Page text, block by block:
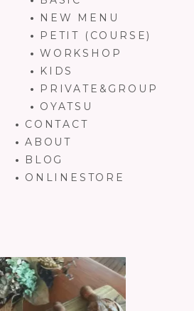
NEW MENU
PETIT (COURSE)
WORKSHOP
KIDS
PRIVATE&GROUP
OYATSU
CONTACT
ABOUT
BLOG
ONLINESTORE